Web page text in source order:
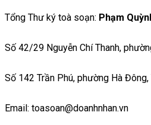
Tổng Thư ký toà soạn: Phạm
Số 42/29 Nguyễn Chí Thanh,
Số 142 Trần Phú, phường Hà
Email: toasoan@doanhnhan.vn